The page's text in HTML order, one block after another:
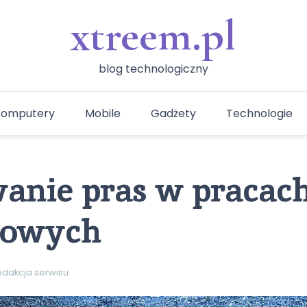
xtreem.pl
blog technologiczny
Mobile Gadżety Technologie
pras w
serwisu